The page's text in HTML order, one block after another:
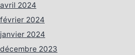
avril 2024
février 2024
janvier 2024
décembre 2023